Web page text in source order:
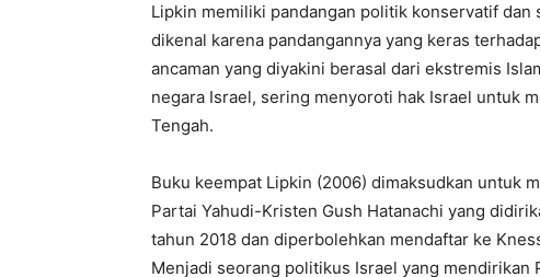
Lipkin memiliki pandangan politik konservatif
dikenal karena pandangannya yang keras
ancaman yang diyakini berasal dari ekstremis
negara Israel, sering menyoroti hak Israel untuk
Tengah.
Buku keempat Lipkin (2006) dimaksudkan untuk
Partai Yahudi-Kristen Gush Hatanachi yang
tahun 2018 dan diperbolehkan mendaftar ke
Menjadi seorang politikus Israel yang